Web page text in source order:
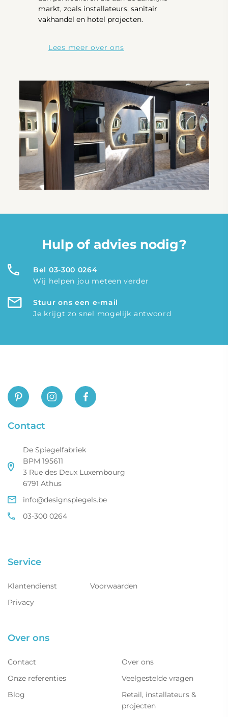
markt, zoals installateurs, sanitair
vakhandel en hotel projecten.
Lees meer over ons
Hulp of advies nodig?
Bel 03-300 0264
Wij helpen jou meteen verder
Stuur ons een e-mail
Je krijgt zo snel mogelijk antwoord
Contact
De Spiegelfabriek
BPM 195611
3 Rue des Deux Luxembourg
6791 Athus
info@designspiegels.be
03-300 0264
Service
Klantendienst
Voorwaarden
Privacy
Over ons
Contact
Over ons
Onze referenties
Veelgestelde vragen
Blog
Retail, installateurs &
projecten